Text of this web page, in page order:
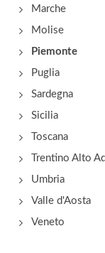
Marche
Molise
Piemonte
Puglia
Sardegna
Sicilia
Toscana
Trentino Alto
Umbria
Valle d'Aosta
Veneto